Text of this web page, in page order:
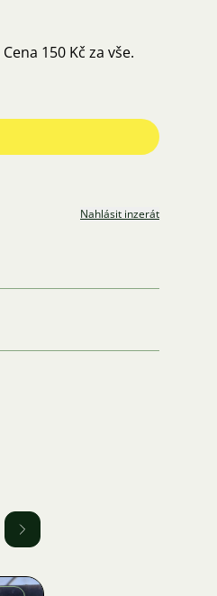
150 Kč za vše.
Nahlásit inzerát